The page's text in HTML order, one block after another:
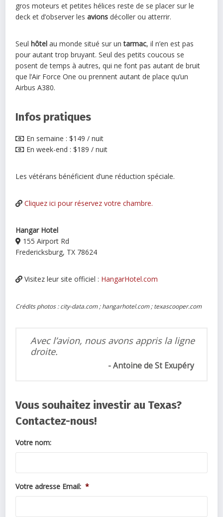
gros moteurs et petites hélices reste de se placer sur le
deck et d’observer lesavions décoller ou atterrir.
Seulhôtel au monde situé sur untarmac, il n’en est pas
pour autant trop bruyant. Seul des petits coucous se
posent de temps à autres, qui ne font pas autant de bruit
que l’Air Force One ou prennent autant de place qu’un
Airbus A380.
Infos pratiques
En semaine : $149 / nuit
En week-end : $189 / nuit
Les vétérans bénéficient d’une réduction spéciale.
Cliquez ici pour réservez votre chambre.
Hangar Hotel
155 Airport Rd
Fredericksburg, TX 78624
Visitez leur site officiel : HangarHotel.com
Crédits photos : city-data.com ; hangarhotel.com ; texascooper.com
Avec l’avion, nous avons appris la ligne
droite.
Antoine de St Exupéry
Vous souhaitez investir au Texas?
Contactez-nous!
Votre nom:
Votre adresse Email: *